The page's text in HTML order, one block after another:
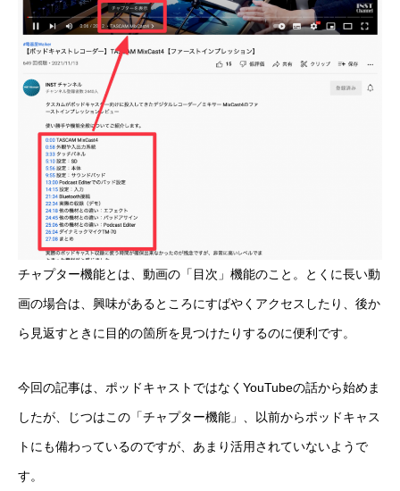
チャプター機能とは、動画の「目次」機能のこと。とくに長い動
画の場合は、興味があるところにすばやくアクセスしたり、後か
ら見返すときに目的の箇所を見つけたりするのに便利です。
今回の記事は、ポッドキャストではなくYouTubeの話から始めま
したが、じつはこの「チャプター機能」、以前からポッドキャス
トにも備わっているのですが、あまり活用されていないようで
す。